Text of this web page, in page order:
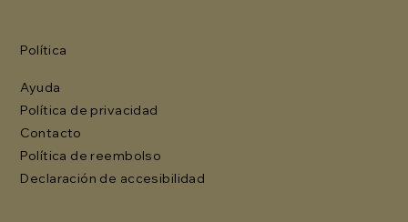
Política
Ayuda
Política de privacidad
Contacto
Política de reembolso
Declaración de accesibilidad